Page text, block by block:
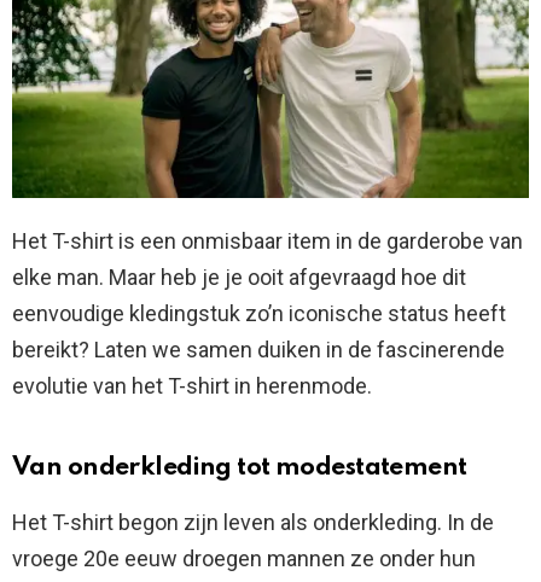
Het T-shirt is een onmisbaar item in de garderobe van
elke man. Maar heb je je ooit afgevraagd hoe dit
eenvoudige kledingstuk zo’n iconische status heeft
bereikt? Laten we samen duiken in de fascinerende
evolutie van het T-shirt in herenmode.
Van onderkleding tot modestatement
Het T-shirt begon zijn leven als onderkleding. In de
vroege 20e eeuw droegen mannen ze onder hun